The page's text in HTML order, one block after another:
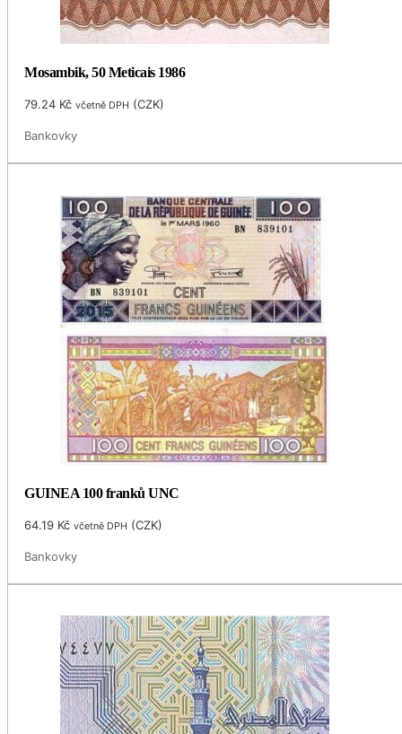
Mosambik, 50 Meticais 1986
79.24 Kč včetně DPH (CZK)
Bankovky
GUINEA 100 franků UNC
64.19 Kč včetně DPH (CZK)
Bankovky